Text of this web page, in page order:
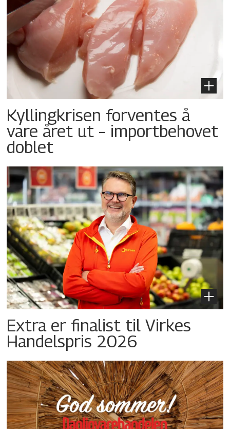
Kyllingkrisen forventes å
vare året ut – importbehovet
doblet
Extra er finalist til Virkes
Handelspris 2026